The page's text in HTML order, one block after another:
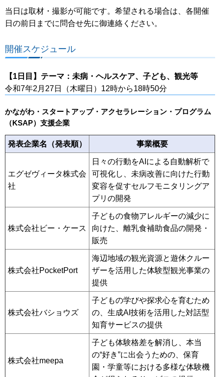
当日は取材・撮影が可能です。希望される場合は、各開催
日の前日までに問合せ先に御連絡ください。
開催スケジュール
【1日目】テーマ：未病・ヘルスケア、子ども、観光等
令和7年2月27日（木曜日）12時から18時50分
かながわ・スタートアップ・アクセラレーション・プログラム
（KSAP）支援企業
発表企業名（発表順） 事業概要
エグゼヴィータ株式会
社
日々の行動をAIによる自動解析で
可視化し、未病改善に向けた行動
変容を促すセルフモニタリングア
プリの開発
株式会社ビー・ケース
子どもの食物アレルギーの減少に
向けた、離乳食補助食品の開発・
販売
株式会社PocketPort
海辺地域の観光資源と遊休クルー
ザーを活用した体験型観光事業の
提供
株式会社バショウズ
子どもの学びや探求心を育むため
の、生成AI技術を活用した対話型
知育サービスの提供
株式会社meepa
子ども体験格差を解消し、本当
の“好き”に出会うための、保育
園・学童等における多様な体験機